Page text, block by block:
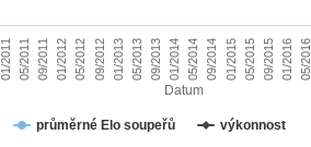
Datum
průměrné Elo soupeřů výkonnost
01/2011 05/2011 09/2011 01/2012 05/2012 09/2012 01/2013 05/2013 09/2013 01/2014 05/2014 09/2014 01/2015 05/2015 09/2015 01/2016 05/2016